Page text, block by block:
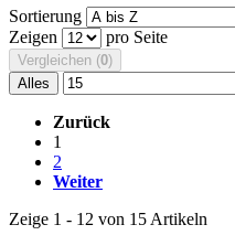
Sortierung
Zeigen
pro Seite
Vergleichen (0)
Alles
Zurück
1
2
Weiter
Zeige 1 - 12 von 15 Artikeln